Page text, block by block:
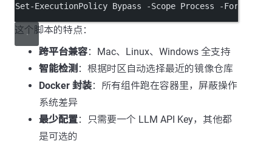
Set-ExecutionPolicy Bypass -Scope Process -Force
这个脚本的特点：
跨平台兼容：Mac、Linux、Windows 全支持
智能检测 ：根据时区自动选择最近的镜像仓库
Docker 封装：所有组件跑在容器里，屏蔽操作
系统差异
最少配置：只需要一个 LLM API Key，其他都
是可选的